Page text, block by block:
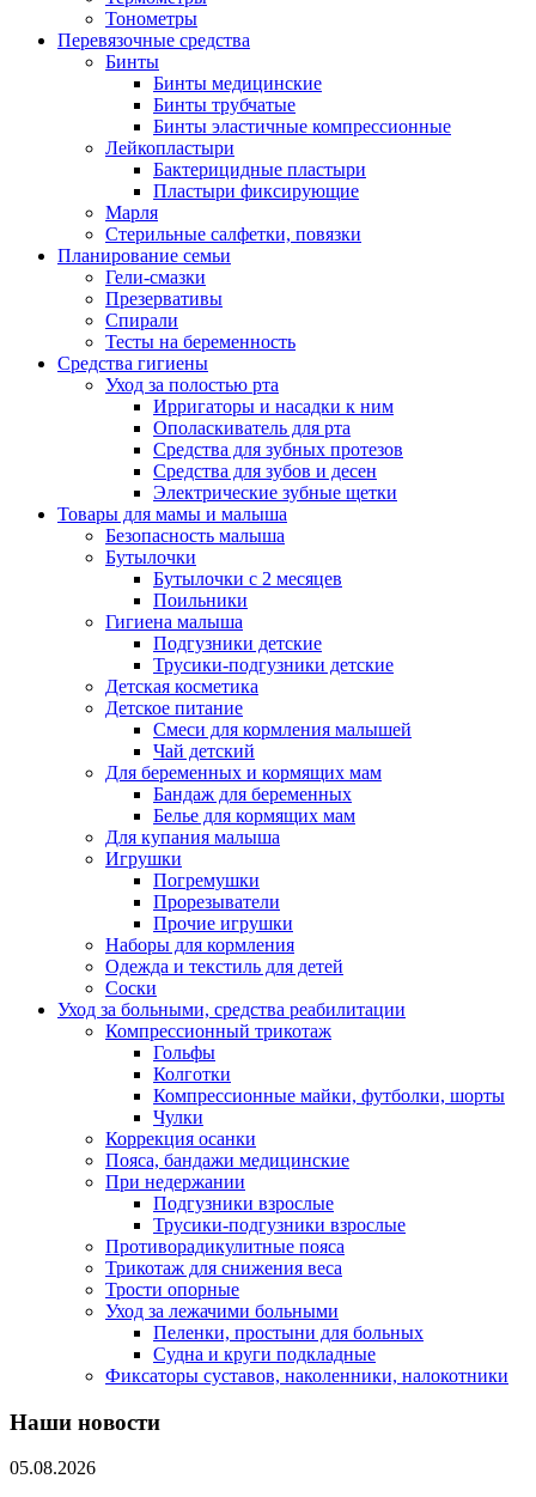
Тонометры
Перевязочные средства
Бинты
Бинты медицинские
Бинты трубчатые
Бинты эластичные компрессионные
Лейкопластыри
Бактерицидные пластыри
Пластыри фиксирующие
Марля
Стерильные салфетки, повязки
Планирование семьи
Гели-смазки
Презервативы
Спирали
Тесты на беременность
Средства гигиены
Уход за полостью рта
Ирригаторы и насадки к ним
Ополаскиватель для рта
Средства для зубных протезов
Средства для зубов и десен
Электрические зубные щетки
Товары для мамы и малыша
Безопасность малыша
Бутылочки
Бутылочки с 2 месяцев
Поильники
Гигиена малыша
Подгузники детские
Трусики-подгузники детские
Детская косметика
Детское питание
Смеси для кормления малышей
Чай детский
Для беременных и кормящих мам
Бандаж для беременных
Белье для кормящих мам
Для купания малыша
Игрушки
Погремушки
Прорезыватели
Прочие игрушки
Наборы для кормления
Одежда и текстиль для детей
Соски
Уход за больными, средства реабилитации
Компрессионный трикотаж
Гольфы
Колготки
Компрессионные майки, футболки, шорты
Чулки
Коррекция осанки
Пояса, бандажи медицинские
При недержании
Подгузники взрослые
Трусики-подгузники взрослые
Противорадикулитные пояса
Трикотаж для снижения веса
Трости опорные
Уход за лежачими больными
Пеленки, простыни для больных
Судна и круги подкладные
Фиксаторы суставов, наколенники, налокотники
Наши новости
05.08.2026